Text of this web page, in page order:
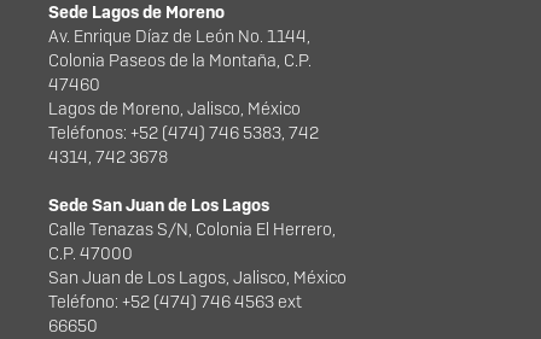
Sede Lagos de Moreno
Av. Enrique Díaz de León No. 1144,
Colonia Paseos de la Montaña, C.P.
47460
Lagos de Moreno, Jalisco, México
Teléfonos: +52 (474) 746 5383, 742
4314, 742 3678
Sede San Juan de Los Lagos
Calle Tenazas S/N, Colonia El Herrero,
C.P. 47000
San Juan de Los Lagos, Jalisco, México
Teléfono: +52 (474) 746 4563 ext
66650